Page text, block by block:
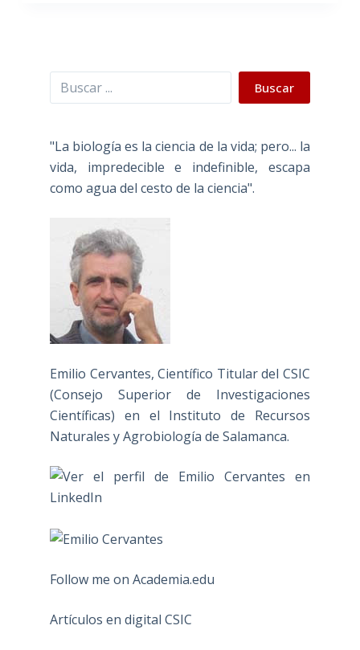
Buscar Buscar
"La biología es la ciencia de la vida; pero... la
vida, impredecible e indefinible, escapa
como agua del cesto de la ciencia".
Emilio Cervantes, Científico Titular del CSIC
(Consejo Superior de Investigaciones
Científicas) en el Instituto de Recursos
Naturales y Agrobiología de Salamanca.
Follow me on Academia.edu
Artículos en digital CSIC